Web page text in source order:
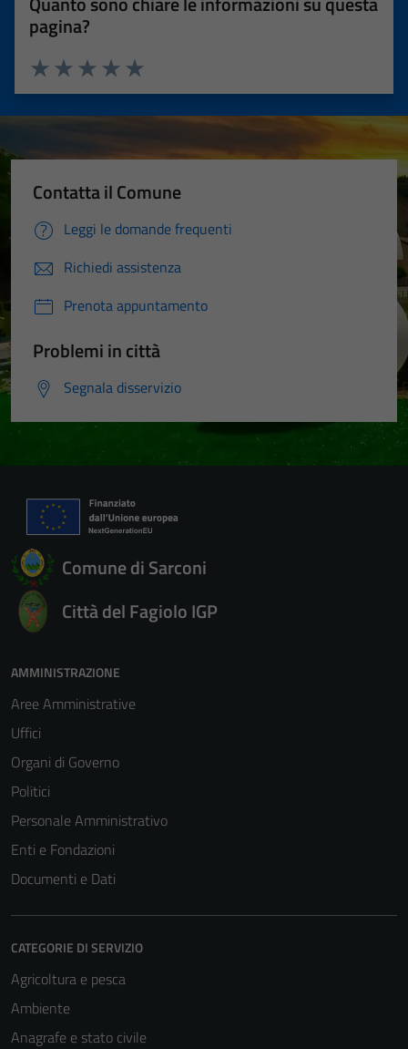
pagina?
Valuta 5 stelle su 5
Valuta 4 stelle su 5
Valuta 3 stelle su 5
Valuta 2 stelle su 5
Valuta 1 stelle su 5
Contatta il Comune
Leggi le domande frequenti
Richiedi assistenza
Prenota appuntamento
Problemi in città
Segnala disservizio
Comune di Sarconi
Città del Fagiolo IGP
AMMINISTRAZIONE
Aree Amministrative
Uffici
Organi di Governo
Politici
Personale Amministrativo
Enti e Fondazioni
Documenti e Dati
CATEGORIE DI SERVIZIO
Agricoltura e pesca
Ambiente
Anagrafe e stato civile